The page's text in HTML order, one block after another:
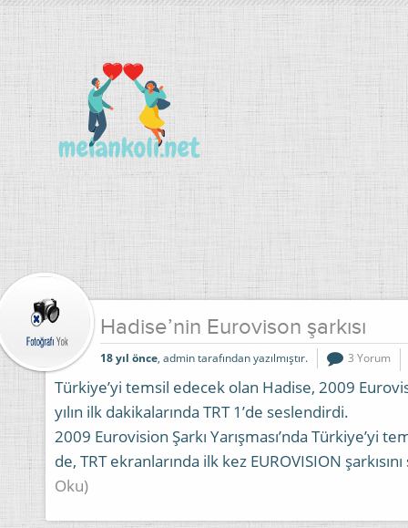
Hadise’nin Eurovison şarkısı
18 yıl önce, admin tarafından yazılmıştır. 3 Yorum
Türkiye’yi temsil edecek olan Hadise, 2009
yılın ilk dakikalarında TRT 1’de seslendirdi.
2009 Eurovision Şarkı Yarışması’nda Türkiye’yi
de, TRT ekranlarında ilk kez EUROVISION
Oku)